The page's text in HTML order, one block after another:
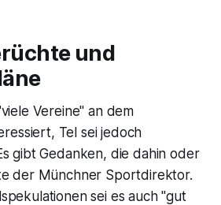
und
Vereine" an dem
Tel sei jedoch
gibt Gedanken, die dahin oder
der Münchner Sportdirektor.
sei es auch "gut